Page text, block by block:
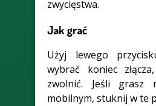
zwycięstwa.
Jak grać
Użyj lewego
wybrać koniec
zwolnić. Jeśli grasz
mobilnym, stuknij w te